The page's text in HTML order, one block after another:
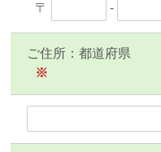
〒 -
ご住所：都道府県
※